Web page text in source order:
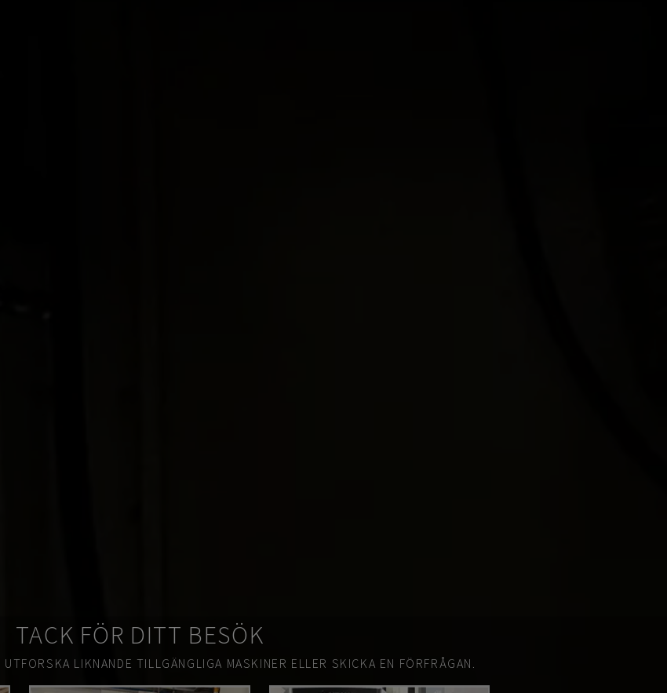
TACK FÖR DITT BESÖK
UTFORSKA LIKNANDE TILLGÄNGLIGA MASKINER ELLER SKICKA EN FÖRFRÅGAN.